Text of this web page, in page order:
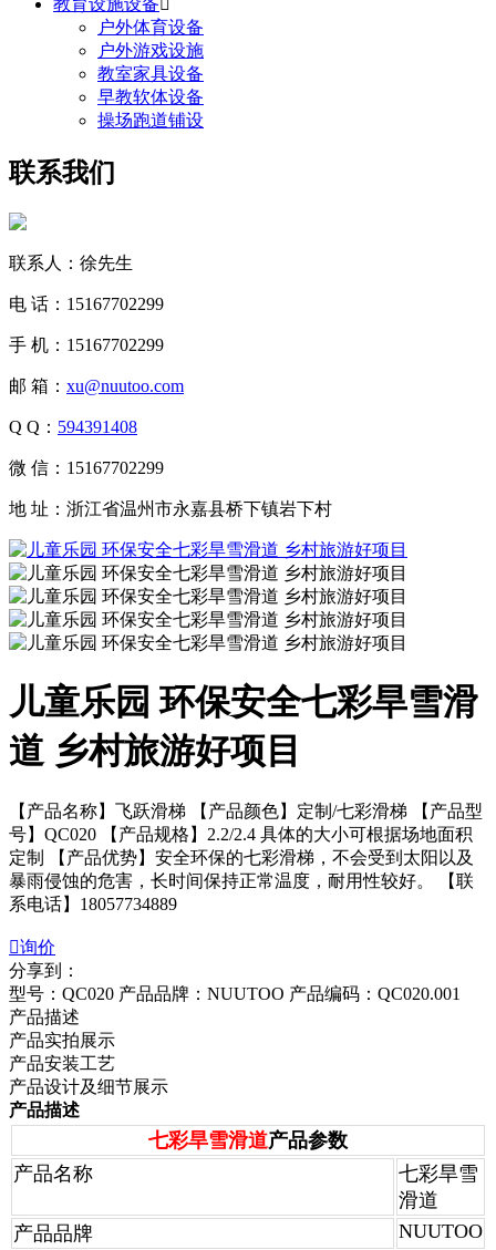
户外体育设备
户外游戏设施
教室家具设备
早教软体设备
操场跑道铺设
联系我们
联系人：徐先生
电 话：15167702299
手 机：15167702299
邮 箱： xu@nuutoo.com
Q Q： 594391408
微 信：15167702299
地 址：浙江省温州市永嘉县桥下镇岩下村
儿童乐园 环保安全七彩旱雪滑
道 乡村旅游好项目
【产品名称】飞跃滑梯 【产品颜色】定制/七彩滑梯 【产品型
号】QC020 【产品规格】2.2/2.4 具体的大小可根据场地面积
定制 【产品优势】安全环保的七彩滑梯，不会受到太阳以及
暴雨侵蚀的危害，长时间保持正常温度，耐用性较好。 【联
系电话】18057734889
询价
分享到：
型号：QC020 产品品牌：NUUTOO 产品编码：QC020.001
产品描述
产品实拍展示
产品安装工艺
产品设计及细节展示
产品描述
七彩旱雪滑道产品参数
产品名称
七彩旱雪
滑道
产品品牌
NUUTOO